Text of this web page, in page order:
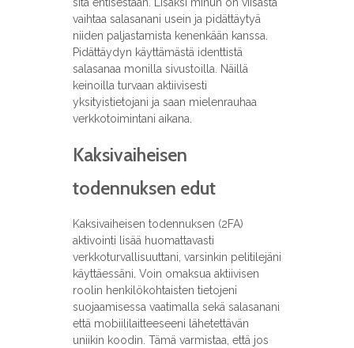
vaihtaa salasanani usein ja pidättäytyä
niiden paljastamista kenenkään kanssa.
Pidättäydyn käyttämästä identtistä
salasanaa monilla sivustoilla. Näillä
keinoilla turvaan aktiivisesti
yksityistietojani ja saan mielenrauhaa
verkkotoimintani aikana.
Kaksivaiheisen
todennuksen edut
Kaksivaiheisen todennuksen (2FA)
aktivointi lisää huomattavasti
verkkoturvallisuuttani, varsinkin pelitilejäni
käyttäessäni. Voin omaksua aktiivisen
roolin henkilökohtaisten tietojeni
suojaamisessa vaatimalla sekä salasanani
että mobiililaitteeseeni lähetettävän
uniikin koodin. Tämä varmistaa, että jos